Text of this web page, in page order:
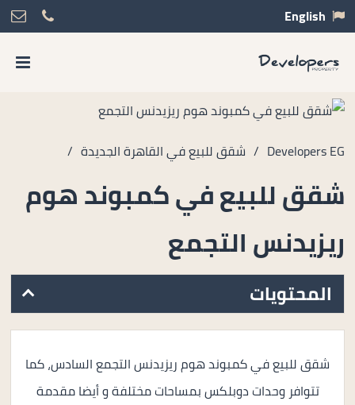
English
Developers EG
/ شقق للبيع في القاهرة الجديدة /
شقق للبيع في كمبوند هوم
ريزيدنس التجمع
المحتويات
شقق للبيع في كمبوند هوم ريزيدنس التجمع السادس، كما
تتوافر وحدات دوبلكس بمساحات مختلفة و أيضا مقدمة